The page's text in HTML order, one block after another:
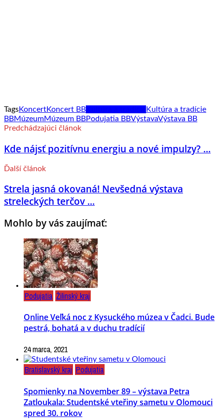
TagsKoncertKoncert BB
Kultúra a tradície
BBMúzeumMúzeum BBPodujatia BBVýstavaVýstava BB
Predchádzajúci článok
Kde nájsť pozitívnu energiu a nové impulzy? ...
Ďalší článok
Strela jasná okovaná! Nevšedná výstava
streleckých terčov ...
Mohlo by vás zaujímať:
Podujatia Žilinský kraj
Online Veľká noc z Kysuckého múzea v Čadci. Bude
pestrá, bohatá a v duchu tradícií
24 marca, 2021
Bratislavský kraj Podujatia
Spomienky na November 89 – výstava Petra
Zatloukala: Studentské vteřiny sametu v Olomouci
spred 30. rokov